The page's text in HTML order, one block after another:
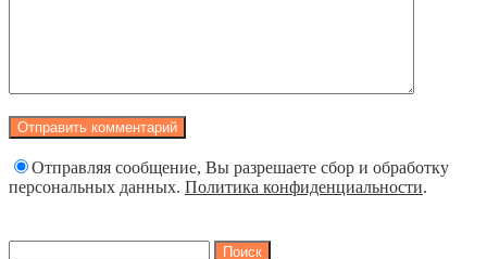
Отправляя сообщение, Вы разрешаете сбор и обработку
персональных данных. Политика конфиденциальности.